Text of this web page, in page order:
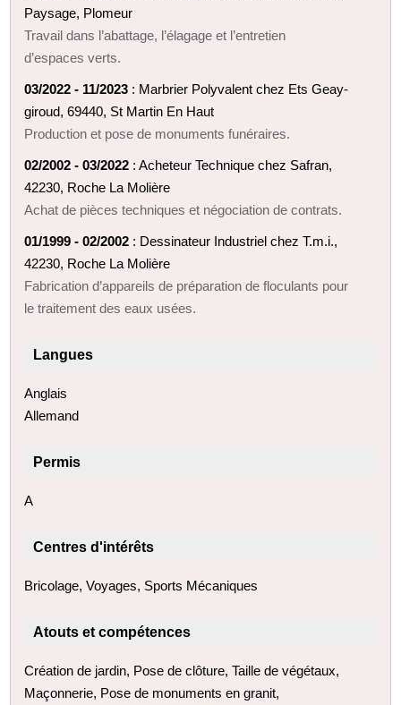
Paysage, Plomeur
Travail dans l’abattage, l’élagage et l’entretien
d’espaces verts.
03/2022 - 11/2023 : Marbrier Polyvalent chez Ets Geay-
giroud, 69440, St Martin En Haut
Production et pose de monuments funéraires.
02/2002 - 03/2022 : Acheteur Technique chez Safran,
42230, Roche La Molière
Achat de pièces techniques et négociation de contrats.
01/1999 - 02/2002 : Dessinateur Industriel chez T.m.i.,
42230, Roche La Molière
Fabrication d’appareils de préparation de floculants pour
le traitement des eaux usées.
Langues
Anglais
Allemand
Permis
A
Centres d'intérêts
Bricolage, Voyages, Sports Mécaniques
Atouts et compétences
Création de jardin, Pose de clôture, Taille de végétaux,
Maçonnerie, Pose de monuments en granit,